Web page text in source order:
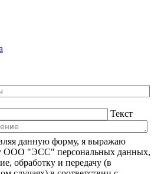
Текст
данную форму, я выражаю
ООО "ЭСС" персональных данных,
обработку и передачу (в